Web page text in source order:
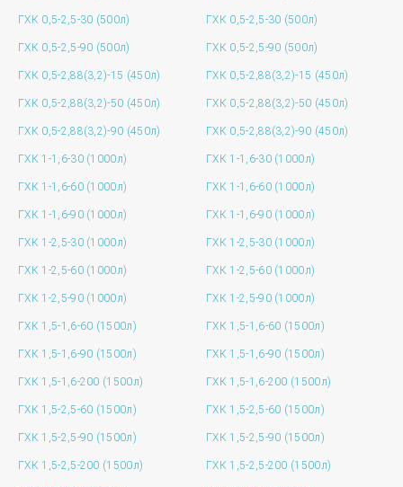
ГХК 0,5-2,5-30 (500л)
ГХК 0,5-2,5-90 (500л)
ГХК 0,5-2,88(3,2)-15 (450л)
ГХК 0,5-2,88(3,2)-50 (450л)
ГХК 0,5-2,88(3,2)-90 (450л)
ГХК 1-1,6-30 (1000л)
ГХК 1-1,6-60 (1000л)
ГХК 1-1,6-90 (1000л)
ГХК 1-2,5-30 (1000л)
ГХК 1-2,5-60 (1000л)
ГХК 1-2,5-90 (1000л)
ГХК 1,5-1,6-60 (1500л)
ГХК 1,5-1,6-90 (1500л)
ГХК 1,5-1,6-200 (1500л)
ГХК 1,5-2,5-60 (1500л)
ГХК 1,5-2,5-90 (1500л)
ГХК 1,5-2,5-200 (1500л)
ГХК 0,5-2,5-30 (500л)
ГХК 0,5-2,5-90 (500л)
ГХК 0,5-2,88(3,2)-15 (450л)
ГХК 0,5-2,88(3,2)-50 (450л)
ГХК 0,5-2,88(3,2)-90 (450л)
ГХК 1-1,6-30 (1000л)
ГХК 1-1,6-60 (1000л)
ГХК 1-1,6-90 (1000л)
ГХК 1-2,5-30 (1000л)
ГХК 1-2,5-60 (1000л)
ГХК 1-2,5-90 (1000л)
ГХК 1,5-1,6-60 (1500л)
ГХК 1,5-1,6-90 (1500л)
ГХК 1,5-1,6-200 (1500л)
ГХК 1,5-2,5-60 (1500л)
ГХК 1,5-2,5-90 (1500л)
ГХК 1,5-2,5-200 (1500л)